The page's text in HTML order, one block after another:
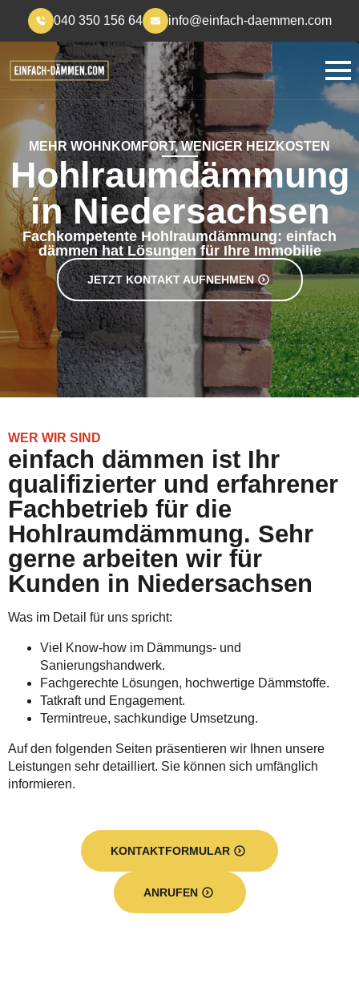
040 350 156 64 info@einfach-daemmen.com
MEHR WOHNKOMFORT, WENIGER HEIZKOSTEN
Hohlraumdämmung
in Niedersachsen
Fachkompetente Hohlraumdämmung: einfach
dämmen hat Lösungen für Ihre Immobilie
JETZT KONTAKT AUFNEHMEN
WER WIR SIND
einfach dämmen ist Ihr
qualifizierter und erfahrener
Fachbetrieb für die
Hohlraumdämmung. Sehr
gerne arbeiten wir für
Kunden in Niedersachsen
Was im Detail für uns spricht:
Viel Know-how im Dämmungs- und
Sanierungshandwerk.
Fachgerechte Lösungen, hochwertige Dämmstoffe.
Tatkraft und Engagement.
Termintreue, sachkundige Umsetzung.
Auf den folgenden Seiten präsentieren wir Ihnen unsere
Leistungen sehr detailliert. Sie können sich umfänglich
informieren.
KONTAKTFORMULAR
ANRUFEN